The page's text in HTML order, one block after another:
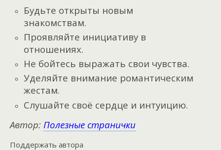
Будьте открыты новым
знакомствам.
Проявляйте инициативу в
отношениях.
Не бойтесь выражать свои чувства.
Уделяйте внимание романтическим
жестам.
Слушайте своё сердце и интуицию.
Автор: Полезные странички
Поддержать автора